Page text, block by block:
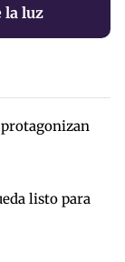
la luz
listo para